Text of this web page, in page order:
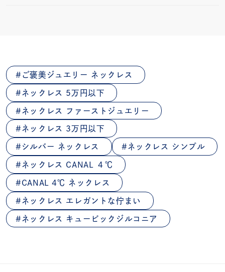
ご褒美ジュエリー ネックレス
ネックレス 5万円以下
ネックレス ファーストジュエリー
ネックレス 3万円以下
シルバー ネックレス ネックレス シンプル
ネックレス CANAL ４℃
CANAL 4℃ ネックレス
ネックレス エレガントな佇まい
ネックレス キュービックジルコニア